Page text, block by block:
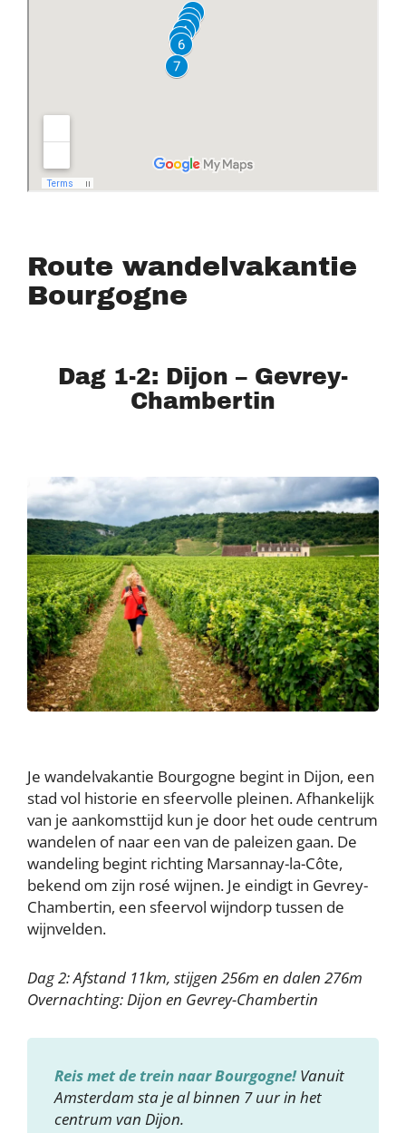
Route wandelvakantie
Bourgogne
Dag 1-2: Dijon – Gevrey-
Chambertin
Je wandelvakantie Bourgogne begint in Dijon, een
stad vol historie en sfeervolle pleinen. Afhankelijk
van je aankomsttijd kun je door het oude centrum
wandelen of naar een van de paleizen gaan. De
wandeling begint richting Marsannay-la-Côte,
bekend om zijn rosé wijnen. Je eindigt in Gevrey-
Chambertin, een sfeervol wijndorp tussen de
wijnvelden.
Dag 2: Afstand 11km, stijgen 256m en dalen 276m
Overnachting: Dijon en Gevrey-Chambertin
Reis met de trein naar Bourgogne!Vanuit
Amsterdam sta je al binnen 7 uur in het
centrum van Dijon.